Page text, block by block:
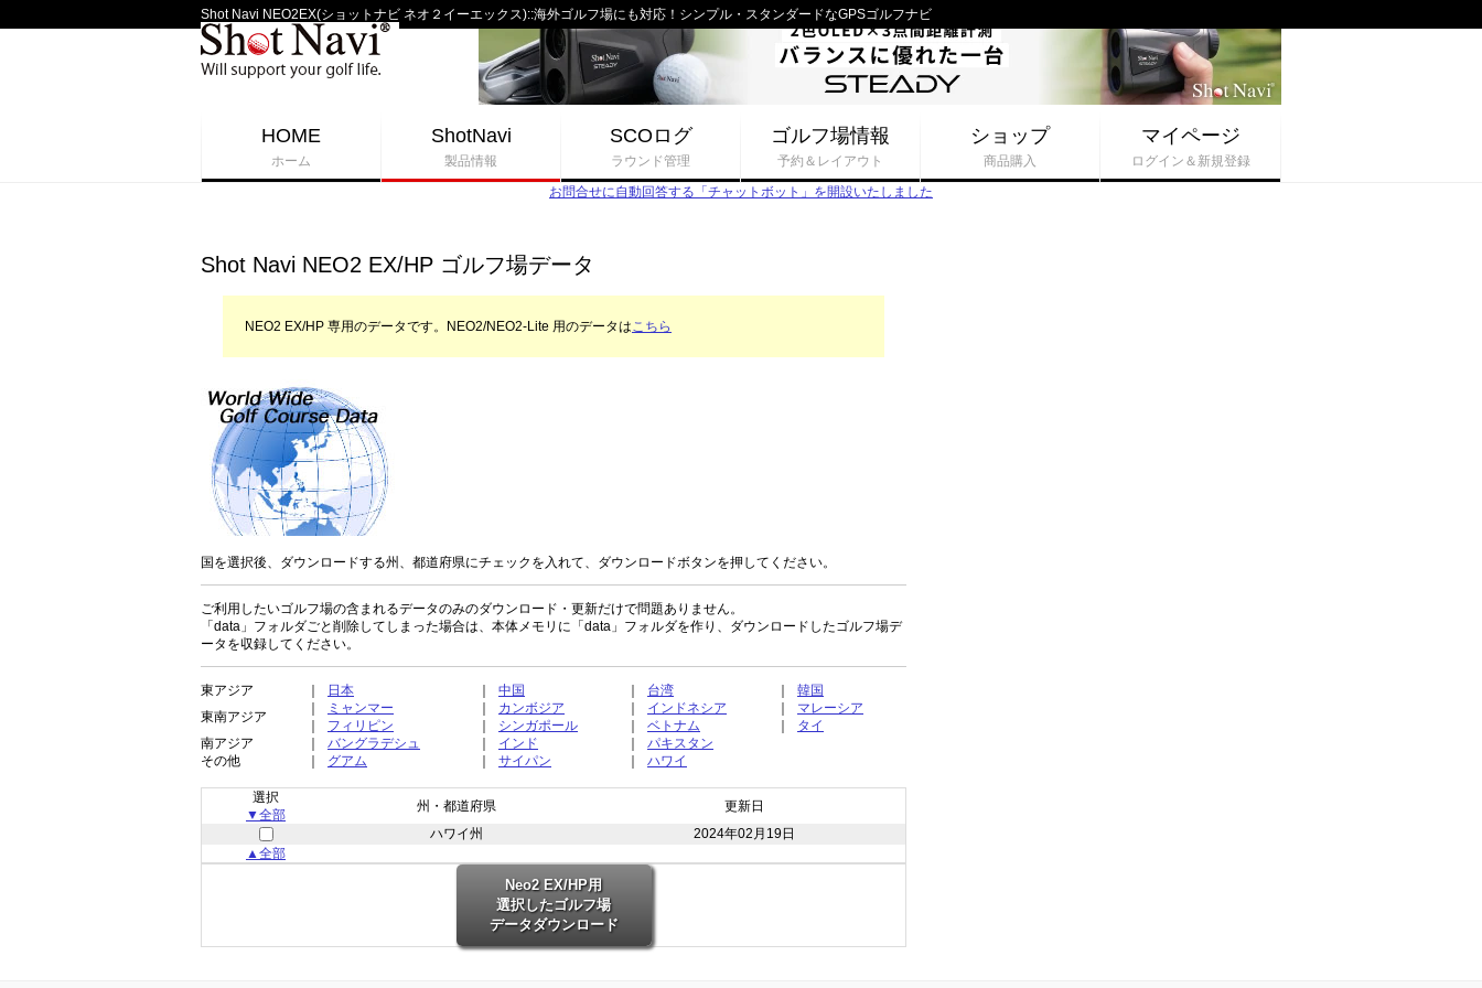
Shot Navi NEO2EX(ショットナビ ネオ２イーエックス)::海外ゴルフ場にも対応！シンプル・スタンダードなGPSゴルフナビ
HOME
ホーム
ShotNavi
製品情報
SCOログ
ラウンド管理
ゴルフ場情報
予約＆レイアウト
ショップ
商品購入
マイページ
ログイン＆新規登録
お問合せに自動回答する「チャットボット」を開設いたしました
Shot Navi NEO2 EX/HP ゴルフ場データ
NEO2 EX/HP 専用のデータです。NEO2/NEO2-Lite 用のデータはこちら
国を選択後、ダウンロードする州、都道府県にチェックを入れて、ダウンロードボタンを押してください。
ご利用したいゴルフ場の含まれるデータのみのダウンロード・更新だけで問題ありません。
「data」フォルダごと削除してしまった場合は、本体メモリに 「data」フォルダを作り、ダウンロードしたゴルフ場デ
ータを収録してください。
東アジア 日本 中国 台湾
韓国
東南アジア
ミャンマー カンボジア インドネシア
マレーシア
フィリピン シンガポール ベトナム
タイ
南アジア
バングラデシュ インド
パキスタン
その他
グアム サイパン ハワイ
選択
▼全部
州・都道府県
更新日
ハワイ州
2024年02月19日
▲全部
Neo2 EX/HP用
選択したゴルフ場
データダウンロード